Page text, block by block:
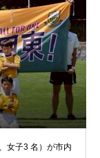
⼥⼦3 名）が市内